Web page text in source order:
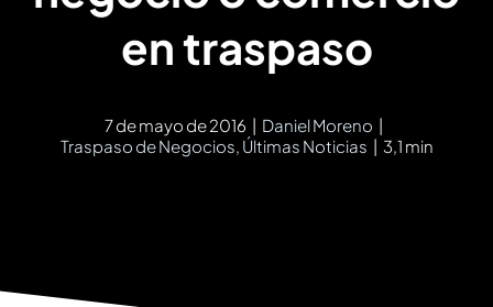
en traspaso
7 de mayo de 2016 | Daniel Moreno |
Traspaso de Negocios, Últimas Noticias | 3,1 min